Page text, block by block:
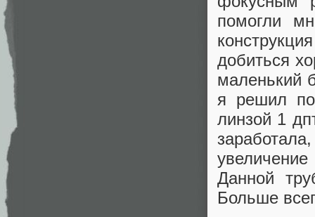
помогли
добиться
маленький
я решил
линзой 1
Данной
Больше